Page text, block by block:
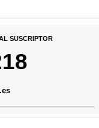
SUSCRIPTOR